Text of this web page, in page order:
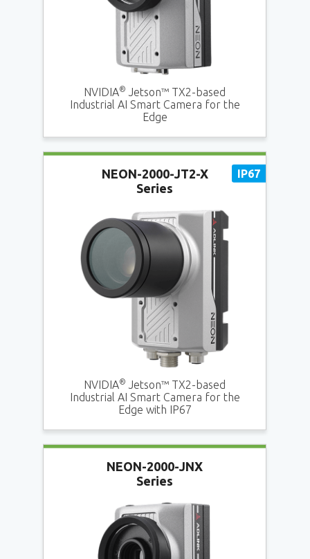
NVIDIA®
Jetson™ TX2-based
Industrial AI Smart Camera for the
Edge
NEON-2000-JT2-X
Series
NVIDIA®
Jetson™ TX2-based
Industrial AI Smart Camera for the
Edge with IP67
NEON-2000-JNX
Series